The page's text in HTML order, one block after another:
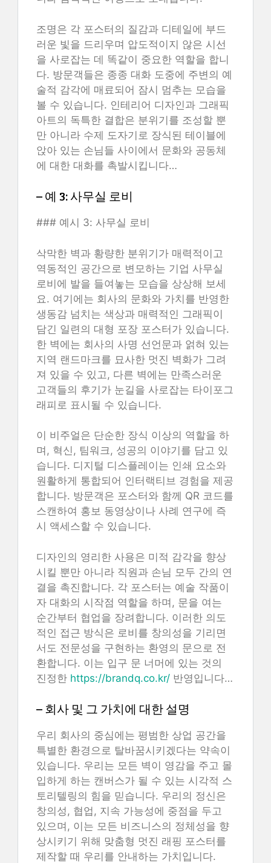
조명은 각 포스터의 질감과 디테일에 부드
러운 빛을 드리우며 압도적이지 않은 시선
을 사로잡는 데 똑같이 중요한 역할을 합니
다. 방문객들은 종종 대화 도중에 주변의 예
술적 감각에 매료되어 잠시 멈추는 모습을
볼 수 있습니다. 인테리어 디자인과 그래픽
아트의 독특한 결합은 분위기를 조성할 뿐
만 아니라 수제 도자기로 장식된 테이블에
앉아 있는 손님들 사이에서 문화와 공동체
에 대한 대화를 촉발시킵니다…
– 예 3: 사무실 로비
### 예시 3: 사무실 로비
삭막한 벽과 황량한 분위기가 매력적이고
역동적인 공간으로 변모하는 기업 사무실
로비에 발을 들여놓는 모습을 상상해 보세
요. 여기에는 회사의 문화와 가치를 반영한
생동감 넘치는 색상과 매력적인 그래픽이
담긴 일련의 대형 포장 포스터가 있습니다.
한 벽에는 회사의 사명 선언문과 얽혀 있는
지역 랜드마크를 묘사한 멋진 벽화가 그려
져 있을 수 있고, 다른 벽에는 만족스러운
고객들의 후기가 눈길을 사로잡는 타이포그
래피로 표시될 수 있습니다.
이 비주얼은 단순한 장식 이상의 역할을 하
며, 혁신, 팀워크, 성공의 이야기를 담고 있
습니다. 디지털 디스플레이는 인쇄 요소와
원활하게 통합되어 인터랙티브 경험을 제공
합니다. 방문객은 포스터와 함께 QR 코드를
스캔하여 홍보 동영상이나 사례 연구에 즉
시 액세스할 수 있습니다.
디자인의 영리한 사용은 미적 감각을 향상
시킬 뿐만 아니라 직원과 손님 모두 간의 연
결을 촉진합니다. 각 포스터는 예술 작품이
자 대화의 시작점 역할을 하며, 문을 여는
순간부터 협업을 장려합니다. 이러한 의도
적인 접근 방식은 로비를 창의성을 기리면
서도 전문성을 구현하는 환영의 문으로 전
환합니다. 이는 입구 문 너머에 있는 것의
진정한 https://brandq.co.kr/ 반영입니다…
– 회사 및 그 가치에 대한 설명
우리 회사의 중심에는 평범한 상업 공간을
특별한 환경으로 탈바꿈시키겠다는 약속이
있습니다. 우리는 모든 벽이 영감을 주고 몰
입하게 하는 캔버스가 될 수 있는 시각적 스
토리텔링의 힘을 믿습니다. 우리의 정신은
창의성, 협업, 지속 가능성에 중점을 두고
있으며, 이는 모든 비즈니스의 정체성을 향
상시키기 위해 맞춤형 멋진 래핑 포스터를
제작할 때 우리를 안내하는 가치입니다.